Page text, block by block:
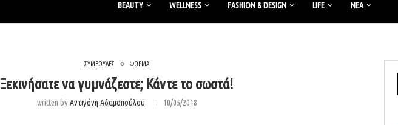
BEAUTY WELLNESS FASHION & DESIGN LIFE ΝΈΑ
ΣΥΜΒΟΥΛΕΣ ΦΟΡΜΑ
Ξεκινήσατε να γυμνάζεστε; Κάντε το σωστά!
written byΑντιγόνη Αδαμοπούλου 10/05/2018